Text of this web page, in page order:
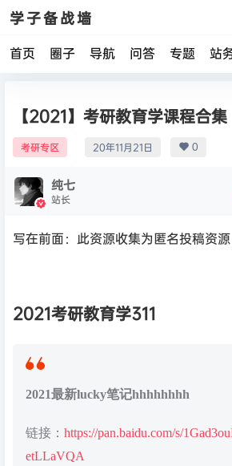
学子备战墙
首页 圈子 导航 问答 专题 站
【2021】考研教育学课程合集
考研专区 20年11月21日 0
纯七
站长
写在前面：此资源收集为匿名投稿资源
2021考研教育学311
2021最新lucky笔记hhhhhhhh
链接： https://pan.baidu.com/s/
etLLaVQA